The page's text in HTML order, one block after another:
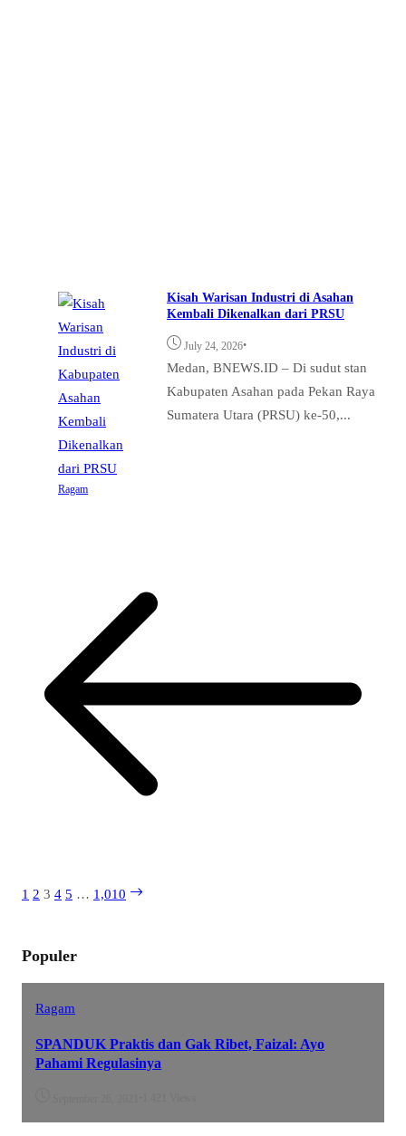
Ragam
Kisah Warisan Industri di Asahan
Kembali Dikenalkan dari PRSU
July 24, 2026•
Medan, BNEWS.ID – Di sudut stan
Kabupaten Asahan pada Pekan Raya
Sumatera Utara (PRSU) ke-50,...
1 2 3 4 5 … 1,010
Populer
Ragam
SPANDUK Praktis dan Gak Ribet, Faizal: Ayo
Pahami Regulasinya